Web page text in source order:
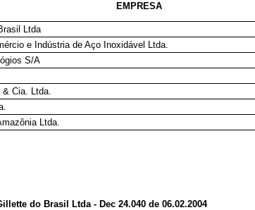
EMPRESA
Ltda
e Indústria de Aço Inoxidável Ltda.
S/A
& Cia. Ltda.
Ltda.
do Brasil Ltda - Dec 24.040 de 06.02.2004